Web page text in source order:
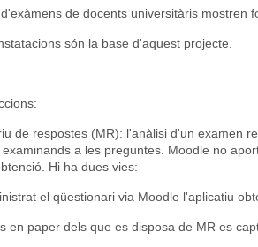
de docents universitàris mostren
són la base d'aquest projecte.
de respostes (MR): l'anàlisi d'un examen
a les preguntes. Moodle no
Hi ha dues vies:
el qüestionari via Moodle l'aplicatiu
en paper dels que es disposa de MR es